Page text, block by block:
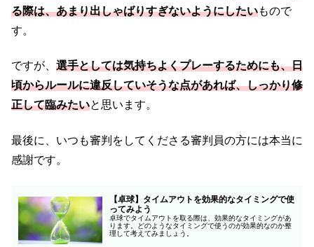
る際は、あまり出しゃばりすぎないようにしたいもので
す。
ですが、 選手としては気持ちよくプレーするためにも、日
頃からルールに違反していそうな点があれば、しっかり修
正して臨みたいと思います。
最後に、いつも審判をしてくださる審判員の方には本当に
感謝です。
【卓球】タイムアウトを効果的なタイミングで使
ってみよう
卓球でタイムアウトを取る際は、効果的なタイミングがあ
ります。どのようなタイミングで使うのが効果的なのか整
理して考えてみましょう。